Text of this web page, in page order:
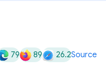
79 89 26.2Source